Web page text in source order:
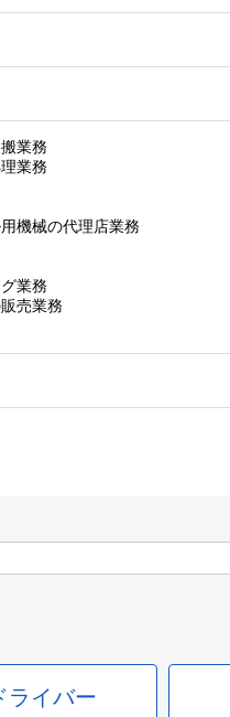
業務
業務
機械の代理店業務
業務
売業務
ライバー